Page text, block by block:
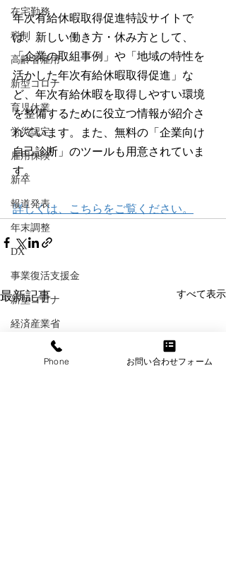
在宅勤務
税制
高齢者雇用
新型コロナ
育児休業
労災認定
雇用保険
新卒
報道発表
年末調整
DX
事業復活支援金
新型コロナ
経済産業省
年次有給休暇取得促進特設サイトで
は、新しい働き方・休み方として、
「企業の取組事例」や「地域の特性を
活かした年次有給休暇取得促進」な
ど、年次有給休暇を取得しやすい環境
を整備するために役立つ情報が紹介さ
れています。また、無料の「企業向け
自己診断」のツールも用意されていま
す。
詳しくは、こちらをご覧ください。
最新記事 すべて表示
Phone お問い合わせフォーム